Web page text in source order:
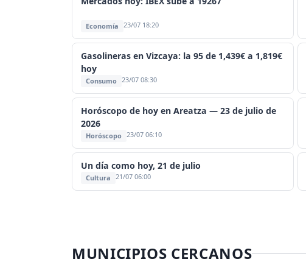
Economía 23/07 18:20
Gasolineras en Vizcaya: la 95 de 1,439€ a 1,819€
hoy
Consumo 23/07 08:30
Horóscopo de hoy en Areatza — 23 de julio de
2026
Horóscopo 23/07 06:10
Un día como hoy, 21 de julio
Cultura 21/07 06:00
MUNICIPIOS CERCANOS